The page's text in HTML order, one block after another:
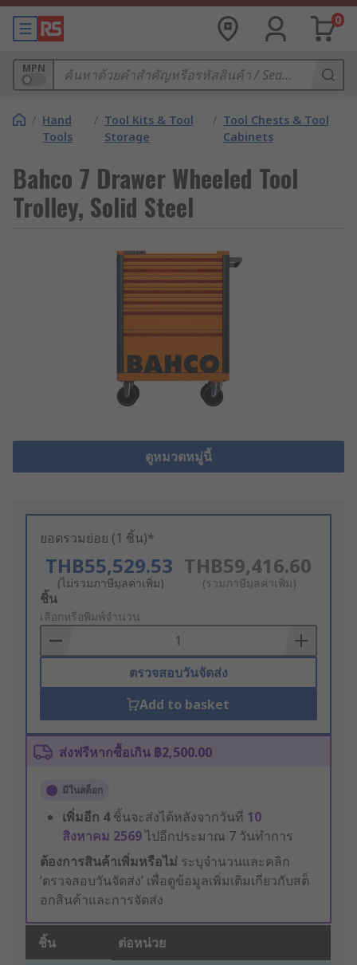
0
MPN
/ Hand
Tools
/ Tool Kits & Tool
Storage
/ Tool Chests & Tool
Cabinets
Bahco 7 Drawer Wheeled Tool
Trolley, Solid Steel
ดูหมวดหมู่นี้
ยอดรวมย่อย (1 ชิ้น)*
THB55,529.53
(ไม่รวมภาษีมูลค่าเพิ่ม)
THB59,416.60
(รวมภาษีมูลค่าเพิ่ม)
Add
to
Basket
ชิ้น
เลือกหรือพิมพ์จำนวน
ตรวจสอบวันจัดส่ง
Add to basket
ส่งฟรีหากซื้อเกิน ฿2,500.00
มีในสต็อก
เพิ่มอีก 4ชิ้นจะส่งได้หลังจากวันที่ 10
สิงหาคม 2569ไปอีกประมาณ 7 วันทำการ
ต้องการสินค้าเพิ่มหรือไม่ ระบุจำนวนและคลิก
‘ตรวจสอบวันจัดส่ง’ เพื่อดูข้อมูลเพิ่มเติมเกี่ยวกับสต็
อกสินค้าและการจัดส่ง
ชิ้น ต่อหน่วย